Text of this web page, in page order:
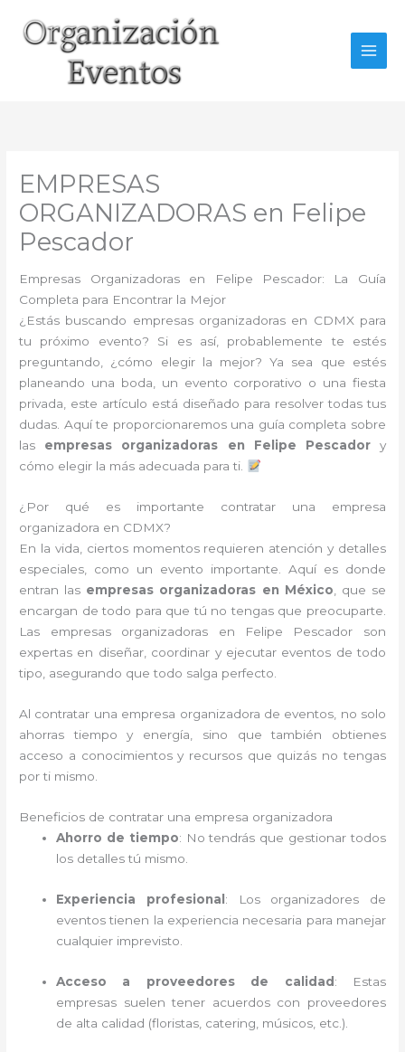
contenido
EMPRESAS
ORGANIZADORAS en Felipe
Pescador
Empresas Organizadoras en Felipe Pescador: La Guía
Completa para Encontrar la Mejor
¿Estás buscando empresas organizadoras en CDMX para
tu próximo evento? Si es así, probablemente te estés
preguntando, ¿cómo elegir la mejor? Ya sea que estés
planeando una boda, un evento corporativo o una fiesta
privada, este artículo está diseñado para resolver todas tus
dudas. Aquí te proporcionaremos una guía completa sobre
las empresas organizadoras en Felipe Pescadory
cómo elegir la más adecuada para ti.
¿Por qué es importante contratar una empresa
organizadora en CDMX?
En la vida, ciertos momentos requieren atención y detalles
especiales, como un evento importante. Aquí es donde
entran las empresas organizadoras en México , que se
encargan de todo para que tú no tengas que preocuparte.
Las empresas organizadoras en Felipe Pescador son
expertas en diseñar, coordinar y ejecutar eventos de todo
tipo, asegurando que todo salga perfecto.
Al contratar una empresa organizadora de eventos, no solo
ahorras tiempo y energía, sino que también obtienes
acceso a conocimientos y recursos que quizás no tengas
por ti mismo.
Beneficios de contratar una empresa organizadora
Ahorro de tiempo: No tendrás que gestionar todos
los detalles tú mismo.
Experiencia profesional : Los organizadores de
eventos tienen la experiencia necesaria para manejar
cualquier imprevisto.
Acceso a proveedores de calidad : Estas
empresas suelen tener acuerdos con proveedores
de alta calidad (floristas, catering, músicos, etc.).